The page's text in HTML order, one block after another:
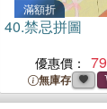
滿額折
40.禁忌拼圖
優惠價： 79
無庫存